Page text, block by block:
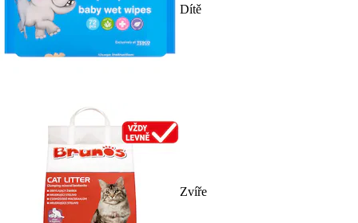
Dítě
Zvíře